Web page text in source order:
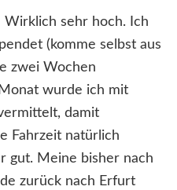
Wirklich sehr hoch. Ich
(komme selbst aus
zwei Wochen
wurde ich mit
damit
Fahrzeit natürlich
gut. Meine bisher nach
zurück nach Erfurt